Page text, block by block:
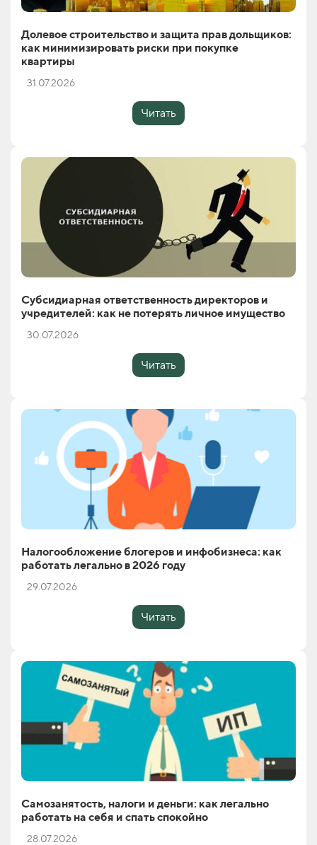
Долевое строительство и защита прав дольщиков:
как минимизировать риски при покупке
квартиры
31.07.2026
Читать
Субсидиарная ответственность директоров и
учредителей: как не потерять личное имущество
30.07.2026
Читать
Налогообложение блогеров и инфобизнеса: как
работать легально в 2026 году
29.07.2026
Читать
Самозанятость, налоги и деньги: как легально
работать на себя и спать спокойно
28.07.2026